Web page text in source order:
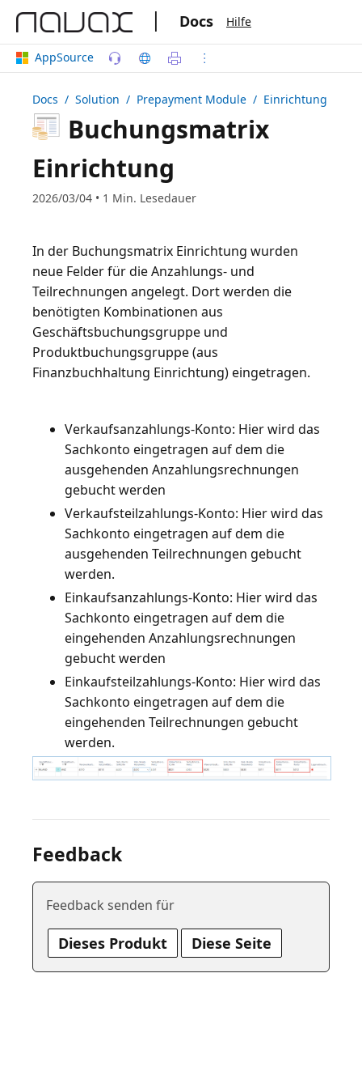
| Docs Hilfe
AppSource
Docs / Solution / Prepayment Module / Einrichtung
Buchungsmatrix
Einrichtung
2026/03/04 • 1 Min. Lesedauer
In der Buchungsmatrix Einrichtung wurden
neue Felder für die Anzahlungs- und
Teilrechnungen angelegt. Dort werden die
benötigten Kombinationen aus
Geschäftsbuchungsgruppe und
Produktbuchungsgruppe (aus
Finanzbuchhaltung Einrichtung) eingetragen.
Verkaufsanzahlungs-Konto: Hier wird das
Sachkonto eingetragen auf dem die
ausgehenden Anzahlungsrechnungen
gebucht werden
Verkaufsteilzahlungs-Konto: Hier wird das
Sachkonto eingetragen auf dem die
ausgehenden Teilrechnungen gebucht
werden.
Einkaufsanzahlungs-Konto: Hier wird das
Sachkonto eingetragen auf dem die
eingehenden Anzahlungsrechnungen
gebucht werden
Einkaufsteilzahlungs-Konto: Hier wird das
Sachkonto eingetragen auf dem die
eingehenden Teilrechnungen gebucht
werden.
Feedback
Feedback senden für
Dieses Produkt Diese Seite